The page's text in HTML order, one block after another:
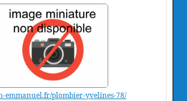
emmanuel.fr/plombier-yvelines-78/